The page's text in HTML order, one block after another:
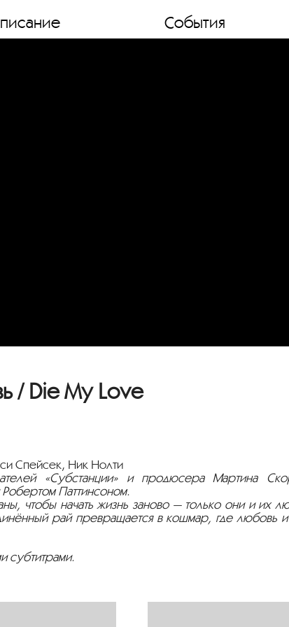
События
Die My Love
Спейсек, Ник Нолти
«Субстанции» и продюсера Мартина
Паттинсоном.
чтобы начать жизнь заново — только они и их
рай превращается в кошмар, где любовь
субтитрами.